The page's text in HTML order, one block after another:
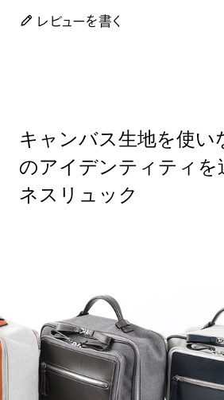
レビューを書く
キャンバス生地を使い
のアイデンティティを
ネスリュック